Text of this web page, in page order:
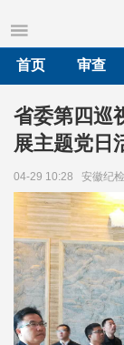
首页
审查
省委第四巡
展主题党日
04-29 10:28 安徽纪